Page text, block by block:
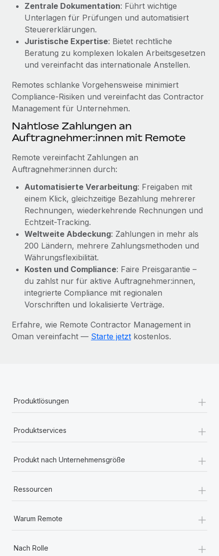
Mehr erfahren
Wie Phiture 55 Mitarbeiter:innen in 19 Ländern
Phiture ist der unumstrittene Marktführer im Bereich der
Wachstumsberatung für mobile Apps. Das...
Mehr erfahren
Zentrale Dokumentation: Führt wichtige
Unterlagen für Prüfungen und automatisiert
Steuererklärungen.
Juristische Expertise: Bietet rechtliche
Beratung zu komplexen lokalen Arbeitsgesetzen
und vereinfacht das internationale Anstellen.
Remotes schlanke Vorgehensweise minimiert
Compliance‑Risiken und vereinfacht das Contractor
Management für Unternehmen.
Nahtlose Zahlungen an
Auftragnehmer:innen mit Remote
Remote vereinfacht Zahlungen an
Auftragnehmer:innen durch:
Automatisierte Verarbeitung: Freigaben mit
einem Klick, gleichzeitige Bezahlung mehrerer
Rechnungen, wiederkehrende Rechnungen und
Echtzeit-Tracking.
Weltweite Abdeckung: Zahlungen in mehr als
200 Ländern, mehrere Zahlungsmethoden und
Währungsflexibilität.
Kosten und Compliance: Faire Preisgarantie –
du zahlst nur für aktive Auftragnehmer:innen,
integrierte Compliance mit regionalen
Vorschriften und lokalisierte Verträge.
Erfahre, wie Remote Contractor Management in
Oman vereinfacht — Starte jetzt kostenlos.
Produktlösungen +
Produktservices +
Produkt nach Unternehmensgröße +
Ressourcen +
Warum Remote +
Nach Rolle +